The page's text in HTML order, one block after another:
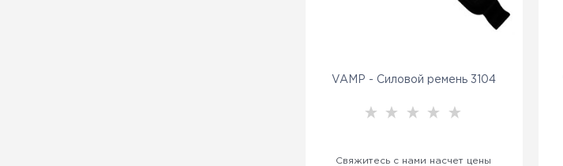
VAMP - Силовой ремень 3104
Свяжитесь с нами насчет цены